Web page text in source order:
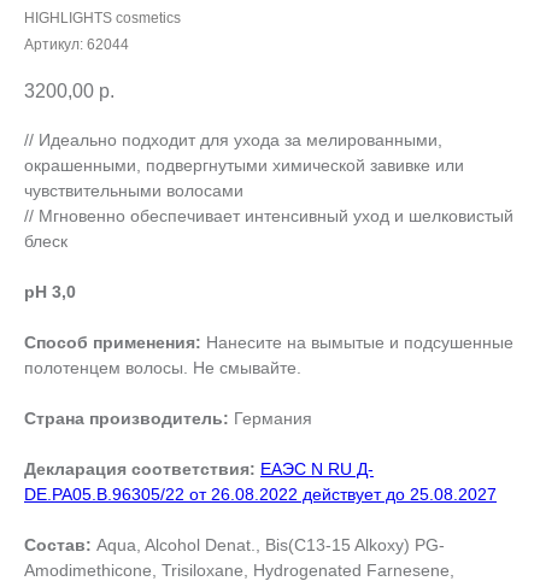
HIGHLIGHTS cosmetics
Артикул: 62044
3200,00 р.
// Идеально подходит для ухода за мелированными,
окрашенными, подвергнутыми химической завивке или
чувствительными волосами
// Мгновенно обеспечивает интенсивный уход и шелковистый
блеск
pH 3,0
Способ применения: Нанесите на вымытые и подсушенные
полотенцем волосы. Не смывайте.
Страна производитель: Германия
Декларация соответствия: ЕАЭС N RU Д-
DE.РА05.В.96305/22 от 26.08.2022 действует до 25.08.2027
Состав: Aqua, Alcohol Denat., Bis(C13-15 Alkoxy) PG-
Amodimethicone, Trisiloxane, Hydrogenated Farnesene,